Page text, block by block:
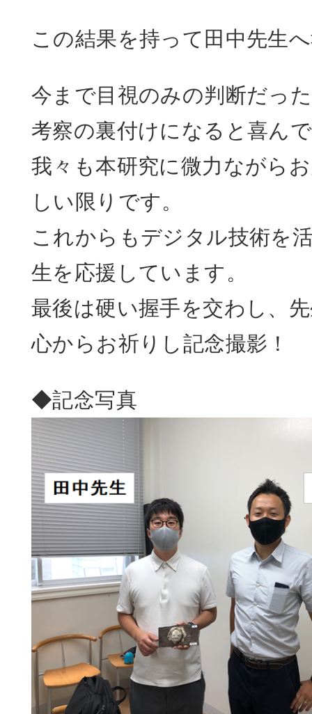
この結果を持って田中先生
今まで目視のみの判断だっ
考察の裏付けになると喜ん
我々も本研究に微力ながら
しい限りです。
これからもデジタル技術を
生を応援しています。
最後は硬い握手を交わし、
心からお祈りし記念撮影！
◆記念写真